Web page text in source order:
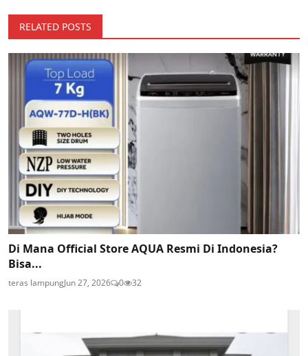
RELATED POSTS
Di Mana Official Store AQUA Resmi Di Indonesia?
Bisa...
teras lampungJun 27, 2026 0 32